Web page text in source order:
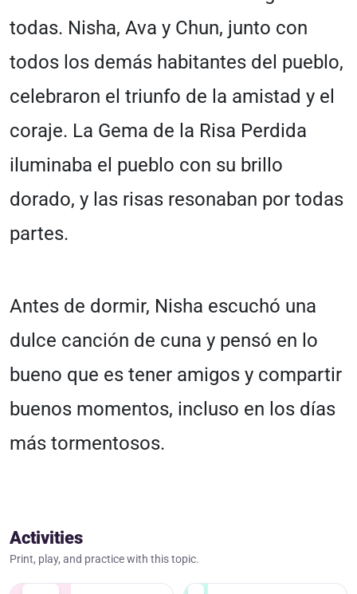
todas. Nisha, Ava y Chun, junto con
todos los demás habitantes del pueblo,
celebraron el triunfo de la amistad y el
coraje. La Gema de la Risa Perdida
iluminaba el pueblo con su brillo
dorado, y las risas resonaban por todas
partes.
Antes de dormir, Nisha escuchó una
dulce canción de cuna y pensó en lo
bueno que es tener amigos y compartir
buenos momentos, incluso en los días
más tormentosos.
Activities
Print, play, and practice with this topic.